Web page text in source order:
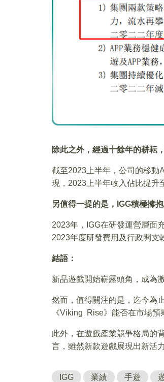
除此之外，經過十餘年的耕耘
截至2023上半年，公司的移動
現，2023上半年收入佔比提升
另值得一提的是，IGG積極擁
2023年，IGG在研發運營層面
2023年度研發費用及行政開支
結語：
新品遊戲開始嶄露頭角，成為
然而，值得關注的是，迄今為
《Viking Rise》能否在市場預
此外，在遊戲產業競爭格局的
言，雖然新款遊戲展現出新活
IGG 業績 手遊